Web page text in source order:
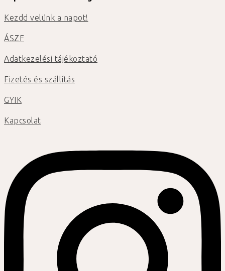
Kezdd velünk a napot!
ÁSZF
Adatkezelési tájékoztató
Fizetés és szállítás
GYIK
Kapcsolat